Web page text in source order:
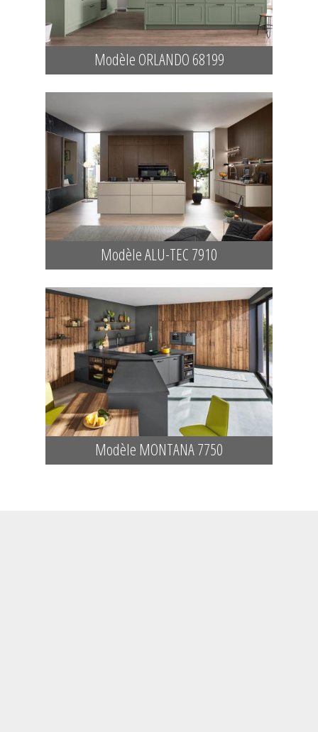
Modèle ORLANDO 68199
Modèle ALU-TEC 7910
Modèle MONTANA 7750